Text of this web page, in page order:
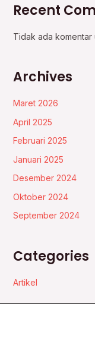
Recent
Tidak ada komentar
Archives
Maret 2026
April 2025
Februari 2025
Januari 2025
Desember 2024
Oktober 2024
September 2024
Categories
Artikel